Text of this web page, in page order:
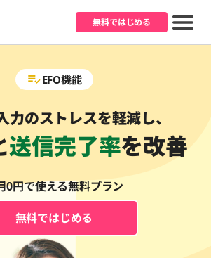
無料ではじめる
EFO機能
力のストレスを軽減し、
送信完了率を改善
0円で使える無料プラン
無料ではじめる